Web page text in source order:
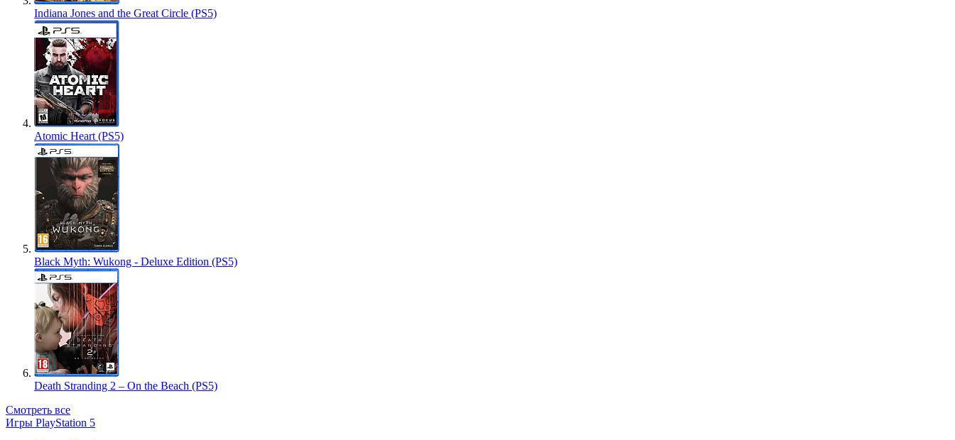
Indiana Jones and the Great Circle (PS5)
Atomic Heart (PS5)
Black Myth: Wukong - Deluxe Edition (PS5)
Death Stranding 2 – On the Beach (PS5)
Смотреть все
Игры PlayStation 5